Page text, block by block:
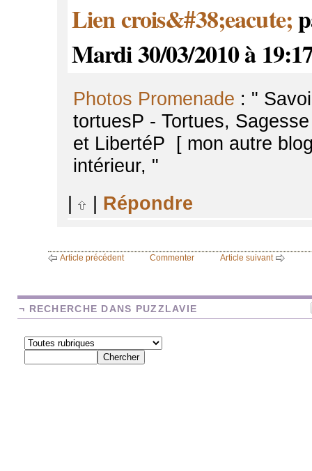
Lien crois&#38;eacute;
Mardi 30/03/2010 à
Photos Promenade : "
tortuesP - Tortues,
et LibertéP [ mon autre
intérieur, "
Répondre
Article précédent Commenter Article suivant
¬ RECHERCHE DANS PUZZLAVIE